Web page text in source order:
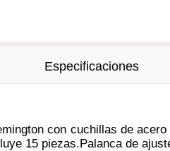
Especificaciones
con cuchillas de
15 piezas.Palanca de